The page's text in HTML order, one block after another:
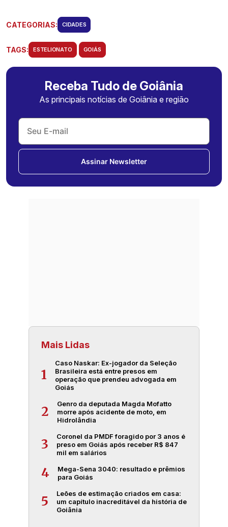
CATEGORIAS: CIDADES
TAGS: ESTELIONATO GOIÁS
Receba Tudo de Goiânia
As principais notícias de Goiânia e região
Assinar Newsletter
Mais Lidas
1
Caso Naskar: Ex-jogador da Seleção
Brasileira está entre presos em
operação que prendeu advogada em
Goiás
2
Genro da deputada Magda Mofatto
morre após acidente de moto, em
Hidrolândia
3
Coronel da PMDF foragido por 3 anos é
preso em Goiás após receber R$ 847
mil em salários
4
Mega-Sena 3040: resultado e prêmios
para Goiás
5
Leões de estimação criados em casa:
um capítulo inacreditável da história de
Goiânia